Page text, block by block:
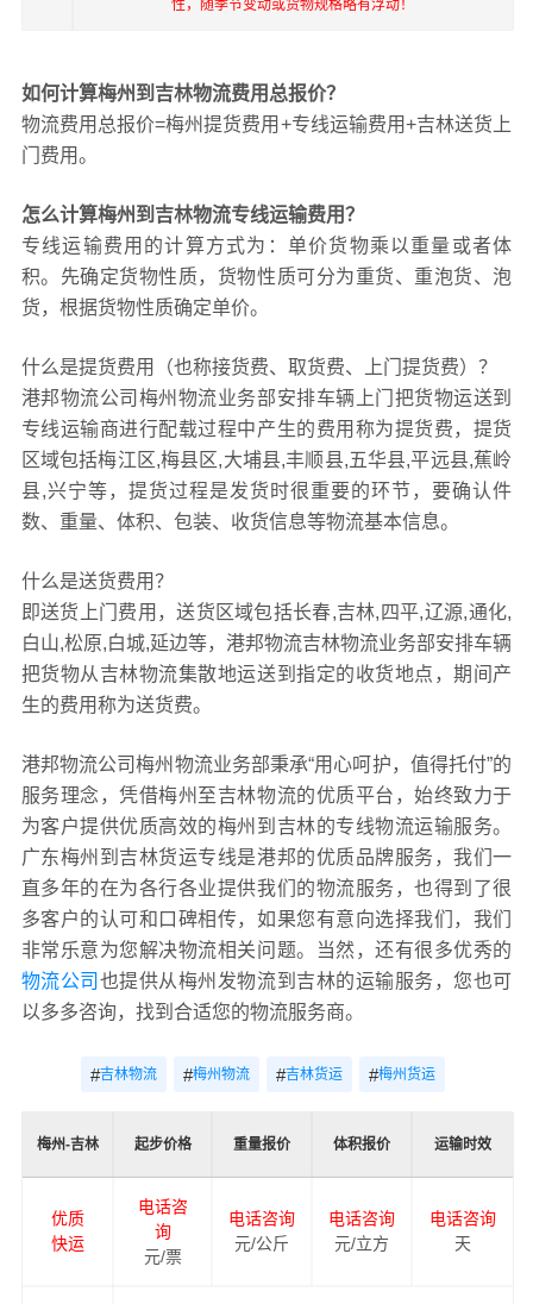
性，随季节变动或货物规格略有浮动！
如何计算梅州到吉林物流费用总报价？
物流费用总报价=梅州提货费用+专线运输费用+吉林送货上
门费用。
怎么计算梅州到吉林物流专线运输费用？
专线运输费用的计算方式为：单价货物乘以重量或者体
积。先确定货物性质，货物性质可分为重货、重泡货、泡
货，根据货物性质确定单价。
什么是提货费用（也称接货费、取货费、上门提货费）？
港邦物流公司梅州物流业务部安排车辆上门把货物运送到
专线运输商进行配载过程中产生的费用称为提货费，提货
区域包括梅江区,梅县区,大埔县,丰顺县,五华县,平远县,蕉岭
县,兴宁等，提货过程是发货时很重要的环节，要确认件
数、重量、体积、包装、收货信息等物流基本信息。
什么是送货费用？
即送货上门费用，送货区域包括长春,吉林,四平,辽源,通化,
白山,松原,白城,延边等，港邦物流吉林物流业务部安排车辆
把货物从吉林物流集散地运送到指定的收货地点，期间产
生的费用称为送货费。
港邦物流公司梅州物流业务部秉承“用心呵护，值得托付”的
服务理念，凭借梅州至吉林物流的优质平台，始终致力于
为客户提供优质高效的梅州到吉林的专线物流运输服务。
广东梅州到吉林货运专线是港邦的优质品牌服务，我们一
直多年的在为各行各业提供我们的物流服务，也得到了很
多客户的认可和口碑相传，如果您有意向选择我们，我们
非常乐意为您解决物流相关问题。当然，还有很多优秀的
物流公司 也提供从梅州发物流到吉林的运输服务，您也可
以多多咨询，找到合适您的物流服务商。
#吉林物流 #梅州物流 #吉林货运 #梅州货运
梅州-吉林 起步价格 重量报价 体积报价 运输时效
优质
快运
电话咨
询
元/票
电话咨询
元/公斤
电话咨询
元/立方
电话咨询
天